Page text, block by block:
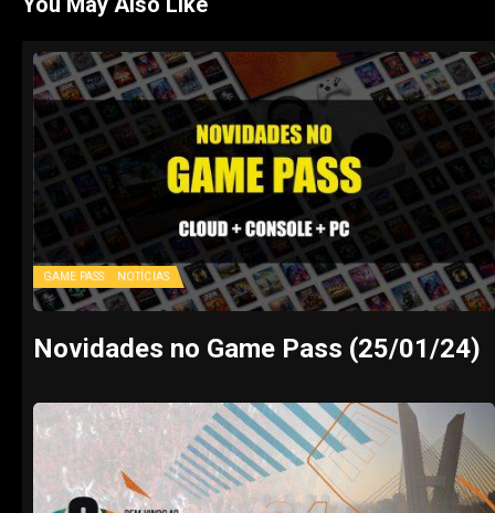
GAME PASS NOTÍCIAS
Novidades no Game Pass (25/01/24)